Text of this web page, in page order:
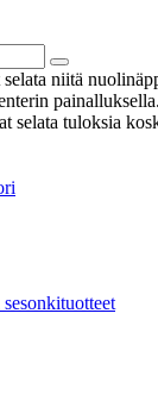
niitä
selata tuloksia